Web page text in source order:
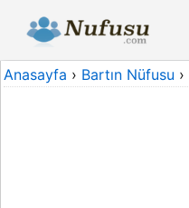
Anasayfa › Bartın Nüfusu ›